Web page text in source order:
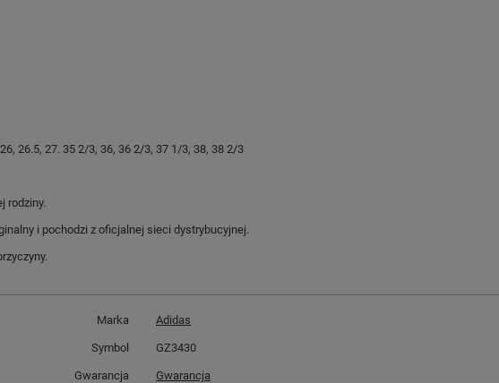
26.5, 27. 35 2/3, 36, 36 2/3, 37 1/3, 38, 38 2/3
rodziny.
i pochodzi z oficjalnej sieci dystrybucyjnej.
Marka Adidas
Symbol GZ3430
Gwarancja Gwarancja